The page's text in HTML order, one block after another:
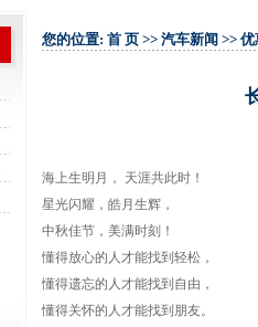
您的位置: 首 页 >> 汽车新闻 >> 优
海上生明月， 天涯共此时！
星光闪耀，皓月生辉，
中秋佳节，美满时刻！
懂得放心的人才能找到轻松，
懂得遗忘的人才能找到自由，
懂得关怀的人才能找到朋友。